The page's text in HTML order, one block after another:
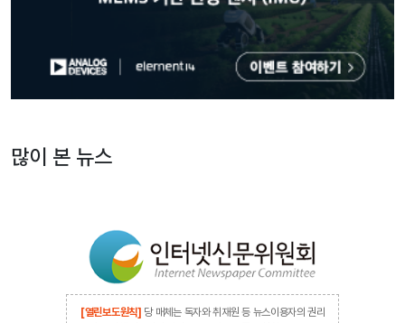
많이 본 뉴스
[열린보도원칙] 당 매체는 독자와 취재원 등 뉴스이용자의 권리